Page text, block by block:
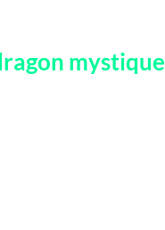
mystique